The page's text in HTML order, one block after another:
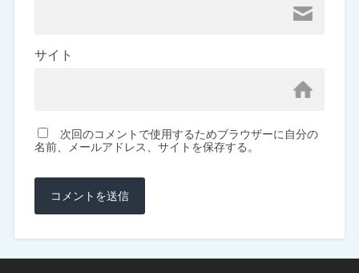
サイト
次回のコメントで使用するためブラウザーに自分の
名前、メールアドレス、サイトを保存する。